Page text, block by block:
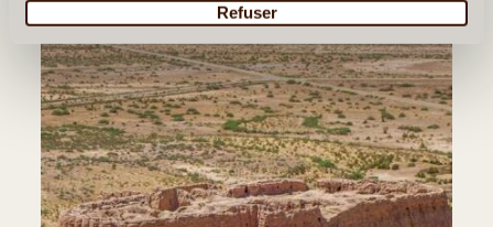
Refuser